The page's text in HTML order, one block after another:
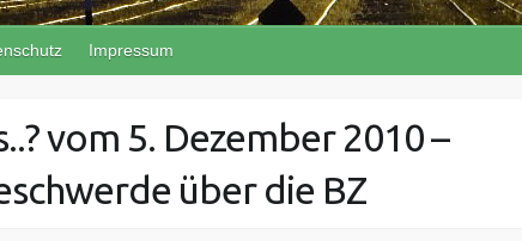
Impressum
vom 5. Dezember 2010 –
über die BZ